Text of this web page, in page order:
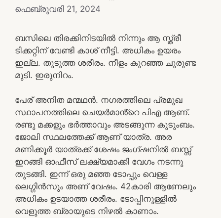
ഫെബ്രുവരി 21, 2024
ബസിലെ തിരക്കിനിടയിൽ നിന്നും ആ സ്ത്രീ
ടിക്കറ്റിന് വേണ്ടി കാശ് നീട്ടി. അധികം ഉയരം
ഇല്ല. തുടുത്ത ശരീരം. നീളം കുറഞ്ഞ ചുരുണ്ട
മുടി. ഇരുനിറം.
പേര് അനിത മന്മഥൻ. നഗരത്തിലെ പ്രമുഖ
സ്ഥാപനത്തിലെ ചെയർമാൻ്റെ പിഎ ആണ്.
രണ്ടു മക്കളും ഭർത്താവും അടങ്ങുന്ന കുടുംബം.
ജോലി സ്ഥലത്തേക്ക് ആണ് യാത്ര. അര
മണിക്കൂർ യാത്രക്ക് ശേഷം ജംഗ്ഷനിൽ ബസ്സ്
ഇറങ്ങി ഓഫീസ് ലക്ഷ്യമാക്കി വേഗം നടന്നു
തുടങ്ങി. ഇന്ന് ഒരു മഞ്ഞ ടോപ്പും വെള്ള
ലെഗ്ഗിൻസും അണ് വേഷം. 42കാരി ആണേലും
അധികം ഉടയാത്ത ശരീരം. ടോപ്പിനുള്ളിൽ
വെളുത്ത ബ്രായുടെ നിഴൽ കാണാം.